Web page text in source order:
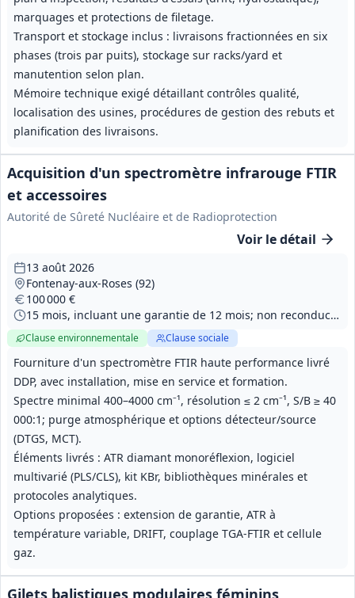
marquages et protections de filetage.
Transport et stockage inclus : livraisons fractionnées en six
phases (trois par puits), stockage sur racks/yard et
manutention selon plan.
Mémoire technique exigé détaillant contrôles qualité,
localisation des usines, procédures de gestion des rebuts et
planification des livraisons.
Acquisition d'un spectromètre infrarouge FTIR
et accessoires
Autorité de Sûreté Nucléaire et de Radioprotection
Voir le détail
Fourniture d'un spectromètre FTIR haute performance livré
DDP, avec installation, mise en service et formation.
Spectre minimal 400–4000 cm⁻¹, résolution ≤ 2 cm⁻¹, S/B ≥ 40
000:1; purge atmosphérique et options détecteur/source
(DTGS, MCT).
Éléments livrés : ATR diamant monoréflexion, logiciel
multivarié (PLS/CLS), kit KBr, bibliothèques minérales et
protocoles analytiques.
Options proposées : extension de garantie, ATR à
température variable, DRIFT, couplage TGA‑FTIR et cellule
gaz.
13 août 2026
Fontenay-aux-Roses (92)
100 000 €
15 mois, incluant une garantie de 12 mois; non reconductible
Clause environnementale Clause sociale
Gilets balistiques modulaires féminins